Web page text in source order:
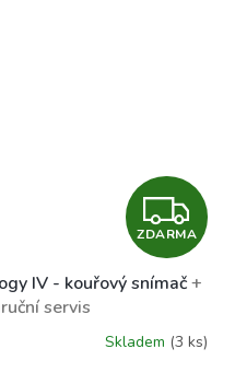
Z
D
A
R
ZDARMA
IV - kouřový snímač+
servis
Skladem (3 ks)